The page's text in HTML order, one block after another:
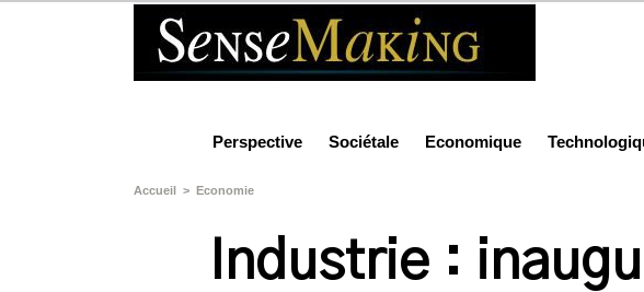
Perspective Sociétale Economique
Accueil > Economie
Industrie :